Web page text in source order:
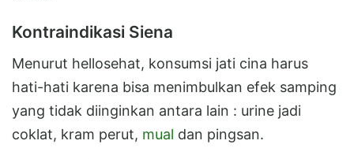
Kontraindikasi Siena
Menurut hellosehat, konsumsi jati cina harus
hati-hati karena bisa menimbulkan efek samping
yang tidak diinginkan antara lain : urine jadi
coklat, kram perut, mual dan pingsan.